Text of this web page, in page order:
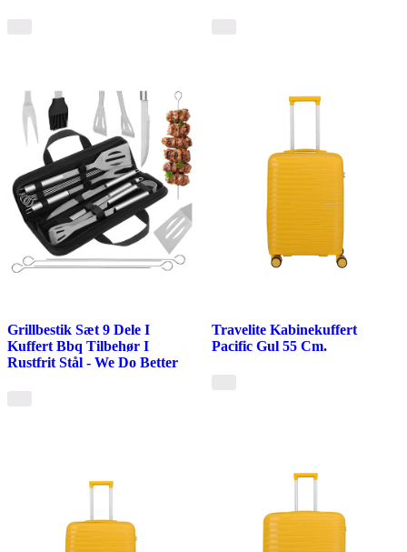
Grillbestik Sæt 9 Dele I
Kuffert Bbq Tilbehør I
Rustfrit Stål - We Do Better
Travelite Kabinekuffert
Pacific Gul 55 Cm.